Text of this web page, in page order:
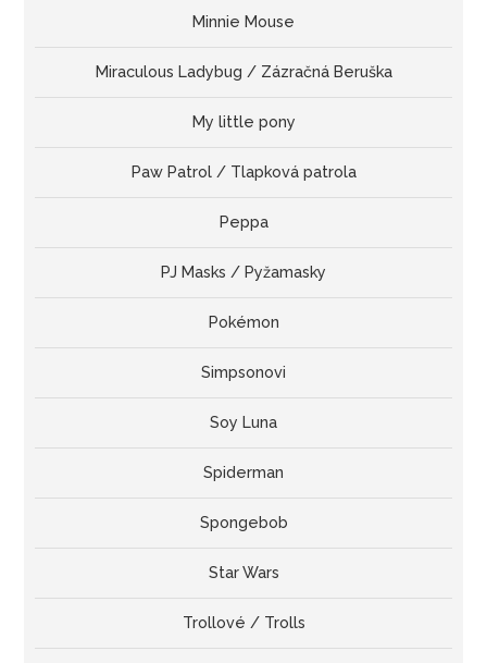
Minnie Mouse
Miraculous Ladybug / Zázračná Beruška
My little pony
Paw Patrol / Tlapková patrola
Peppa
PJ Masks / Pyžamasky
Pokémon
Simpsonovi
Soy Luna
Spiderman
Spongebob
Star Wars
Trollové / Trolls